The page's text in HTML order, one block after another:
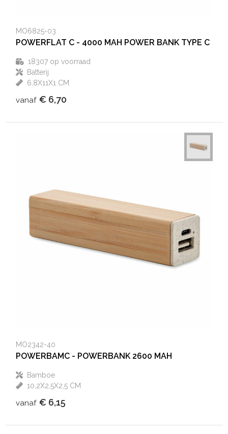
MO6825-03
POWERFLAT C - 4000 MAH POWER BANK TYPE C
18307op voorraad
Batterij
6,8X11X1 CM
vanaf € 6,70
MO2342-40
POWERBAMC - POWERBANK 2600 MAH
Bamboe
10,2X2,5X2,5 CM
vanaf € 6,15